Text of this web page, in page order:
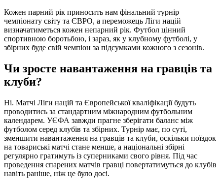
Кожен парний рік приносить нам фінальний турнір
чемпіонату світу та ЄВРО, а переможець Ліги націй
визначатиметься кожен непарний рік. Футбол цінний
спортивною боротьбою, і зараз, як у клубному футболі, у
збірних буде свій чемпіон за підсумками кожного з сезонів.
Чи зросте навантаження на гравців та
клуби?
Ні. Матчі Ліги націй та Європейської кваліфікації будуть
проводитись за стандартним міжнародним футбольним
календарем. УЄФА завжди прагне зберігати баланс між
футболом серед клубів та збірних. Турнір має, по суті,
зменшити навантаження на гравців та клуби, оскільки поїздок
на товариські матчі стане менше, а національні збірні
регулярно гратимуть із суперниками свого рівня. Під час
проведення спарених матчів гравці повертатимуться до клубів
навіть раніше, ніж це було досі.